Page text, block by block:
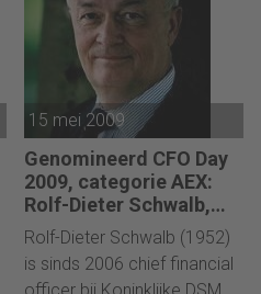
en van de twee
houdsterbedrijven Reed
Elsevier PLC and Reed
Elsevier NV. Voor hij toetrad
tot Reed Elsevier, was
Armour partner bij het
Londense kantoor van
PriceWaterhouseCoopers
Uitgever en dataleverancier
Reed Elsevier is ook volop
in beweging.
15 mei 2009
Genomineerd CFO Day
2009, categorie AEX:
Rolf-Dieter Schwalb,
DSM
Rolf-Dieter Schwalb (1952)
is sinds 2006 chief financial